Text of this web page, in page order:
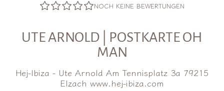
NOCH KEINE BEWERTUNGEN
UTE ARNOLD | POSTKARTE OH
MAN
Hej-Ibiza - Ute Arnold Am Tennisplatz 3a 79215
Elzach www.hej-ibiza.com